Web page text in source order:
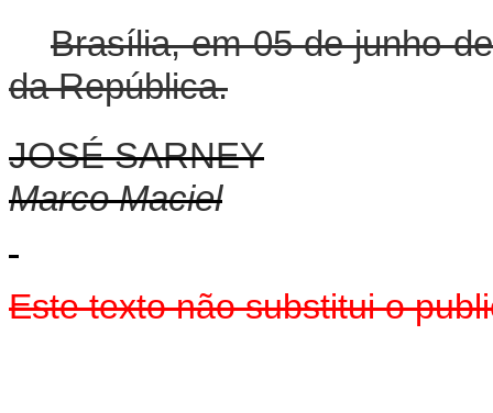
Brasília, em 05 de junho
da República.
JOSÉ SARNEY
Marco Maciel
Este texto não substitui o